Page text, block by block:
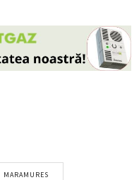
MARAMURES